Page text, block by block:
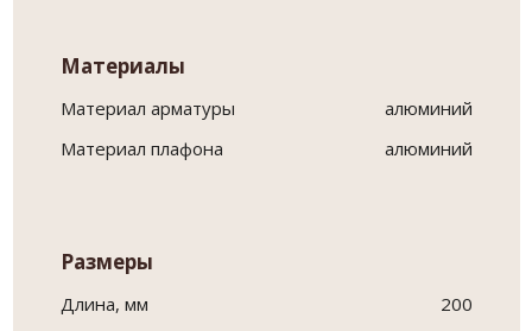
Материалы
Материал арматуры
алюминий
Материал плафона
алюминий
Размеры
Длина, мм
200